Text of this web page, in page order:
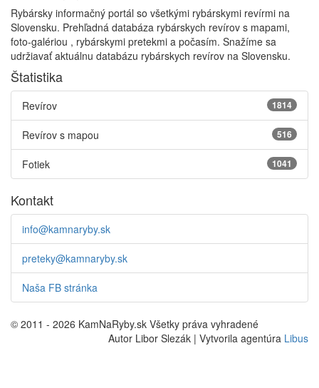
Rybársky informačný portál so všetkými rybárskymi revírmi na
Slovensku. Prehľadná databáza rybárskych revírov s mapami,
foto-galériou , rybárskymi pretekmi a počasím. Snažíme sa
udržiavať aktuálnu databázu rybárskych revírov na Slovensku.
Štatistika
1814
Revírov
516
Revírov s mapou
1041
Fotiek
Kontakt
info@kamnaryby.sk
preteky@kamnaryby.sk
Naša FB stránka
© 2011 - 2026 KamNaRyby.sk Všetky práva vyhradené
Autor Libor Slezák | Vytvorila agentúra Libus